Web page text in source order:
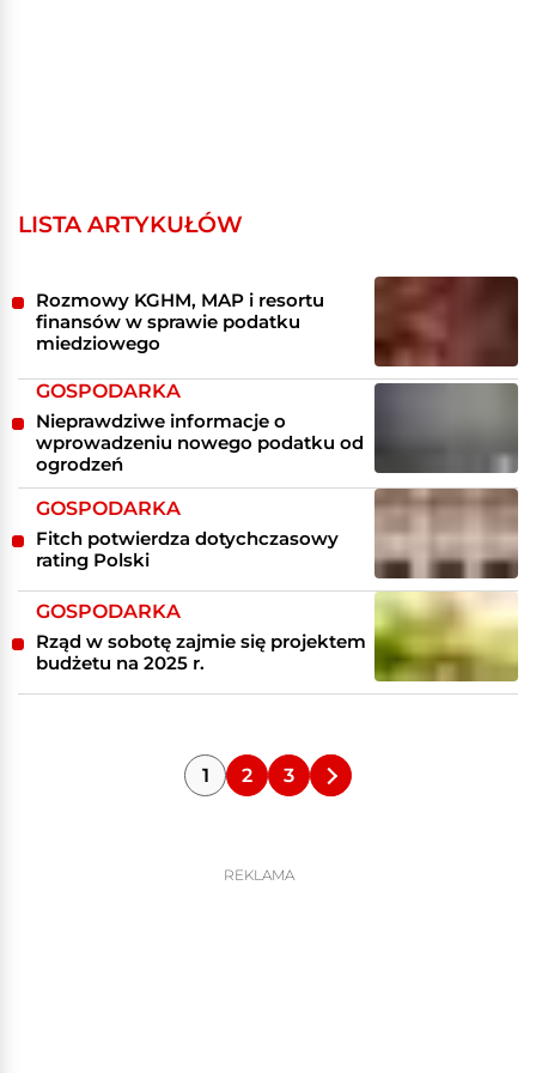
LISTA ARTYKUŁÓW
Rozmowy KGHM, MAP i resortu
finansów w sprawie podatku
miedziowego
GOSPODARKA
Nieprawdziwe informacje o
wprowadzeniu nowego podatku od
ogrodzeń
GOSPODARKA
Fitch potwierdza dotychczasowy
rating Polski
GOSPODARKA
Rząd w sobotę zajmie się projektem
budżetu na 2025 r.
1 2 3
REKLAMA